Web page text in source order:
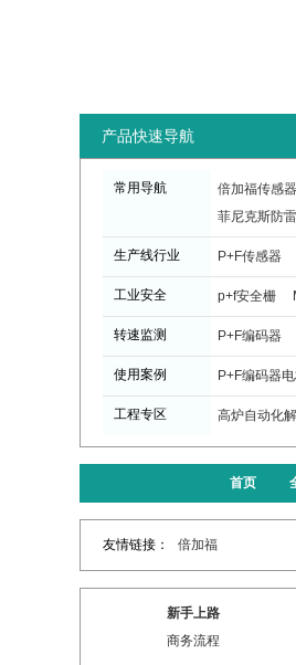
产品快速导航
常用导航 倍加福传感器
菲尼克斯防
生产线行业 P+F传感器
工业安全 p+f安全栅
转速监测 P+F编码器
使用案例 P+F编码器
工程专区 高炉自动化
首页
友情链接： 倍加福
新手上路
商务流程